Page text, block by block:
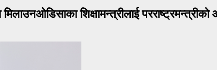
शिक्षामन्त्रीलाई